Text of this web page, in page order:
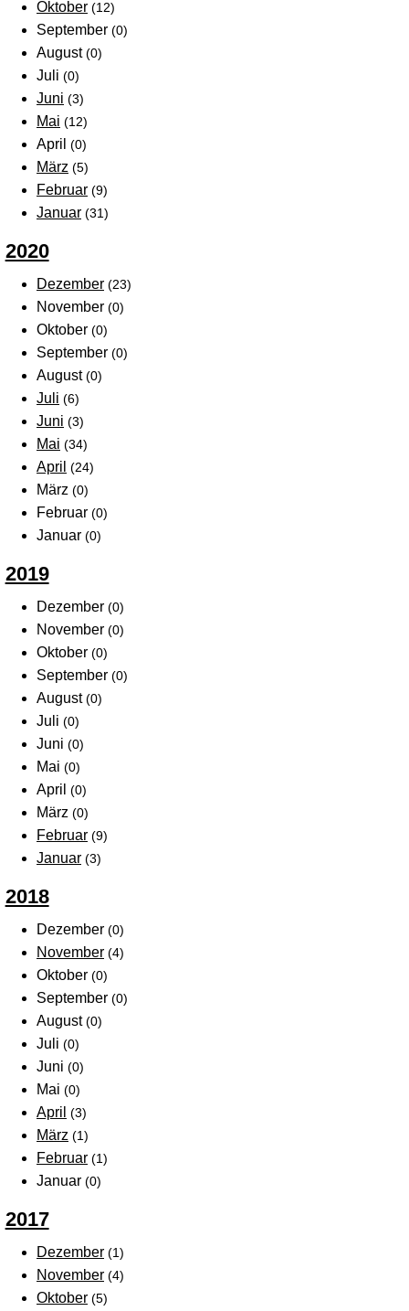
Oktober (12)
September (0)
August (0)
Juli (0)
Juni (3)
Mai (12)
April (0)
März (5)
Februar (9)
Januar (31)
2020
Dezember (23)
November (0)
Oktober (0)
September (0)
August (0)
Juli (6)
Juni (3)
Mai (34)
April (24)
März (0)
Februar (0)
Januar (0)
2019
Dezember (0)
November (0)
Oktober (0)
September (0)
August (0)
Juli (0)
Juni (0)
Mai (0)
April (0)
März (0)
Februar (9)
Januar (3)
2018
Dezember (0)
November (4)
Oktober (0)
September (0)
August (0)
Juli (0)
Juni (0)
Mai (0)
April (3)
März (1)
Februar (1)
Januar (0)
2017
Dezember (1)
November (4)
Oktober (5)